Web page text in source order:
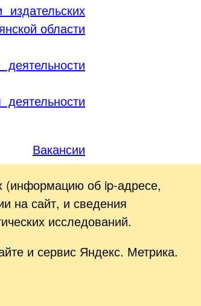
области
Вакансии
(информацию об ip-адресе,
на сайт, и сведения
исследований.
и сервис Яндекс. Метрика.